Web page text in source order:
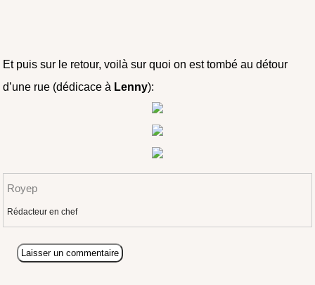
Et puis sur le retour, voilà sur quoi on est tombé au détour
d’une rue (dédicace à Lenny):
Royep
Rédacteur en chef